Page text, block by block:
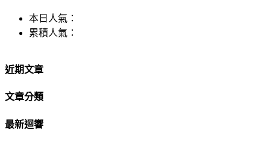
本日人氣：
累積人氣：
近期文章
文章分類
最新迴響